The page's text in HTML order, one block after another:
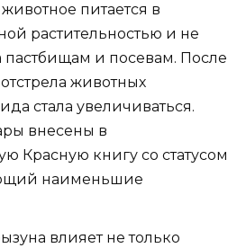
питается в
растительностью и не
пастбищам и посевам. После
животных
стала увеличиваться.
внесены в
Красную книгу со статусом
наименьшие
влияет не только